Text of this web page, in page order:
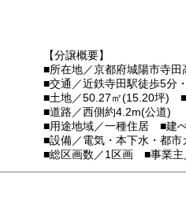
【分譲概要】
■所在地／京都府城陽市寺田
■交通／近鉄寺田駅徒歩5分
■土地／50.27㎡(15.20坪)
■道路／西側約4.2m(公道)
■用途地域／一種住居 ■建
■設備／電気・本下水・都
■総区画数／1区画 ■事業主